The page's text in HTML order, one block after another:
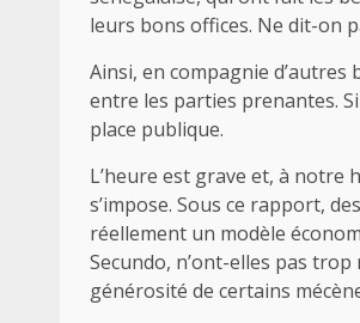
leurs bons offices. Ne dit-on
Ainsi, en compagnie
entre les parties prenantes.
place publique.
L’heure est grave et, à notre
s’impose. Sous ce rapport,
réellement un modèle
Secundo, n’ont-elles pas
générosité de certains